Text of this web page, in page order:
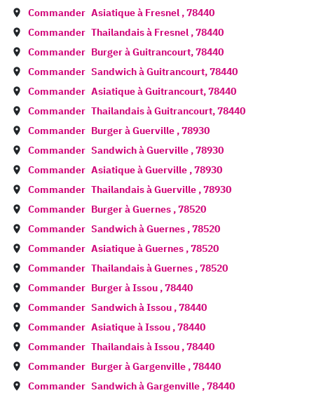
Commander Asiatique à Fresnel ,78440
Commander Thailandais à Fresnel ,78440
Commander Burger àGuitrancourt,78440
Commander Sandwich àGuitrancourt,78440
Commander Asiatique àGuitrancourt,78440
Commander Thailandais àGuitrancourt,78440
Commander Burger àGuerville ,78930
Commander Sandwich àGuerville ,78930
Commander Asiatique àGuerville ,78930
Commander Thailandais àGuerville ,78930
Commander Burger àGuernes ,78520
Commander Sandwich àGuernes ,78520
Commander Asiatique àGuernes ,78520
Commander Thailandais àGuernes ,78520
Commander Burger àIssou ,78440
Commander Sandwich àIssou ,78440
Commander Asiatique àIssou ,78440
Commander Thailandais àIssou ,78440
Commander Burger àGargenville ,78440
Commander Sandwich àGargenville ,78440